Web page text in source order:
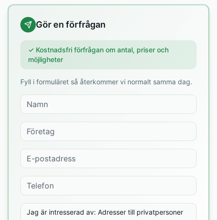
Gör en förfrågan
✓ Kostnadsfri förfrågan om antal, priser och
möjligheter
Fyll i formuläret så återkommer vi normalt samma dag.